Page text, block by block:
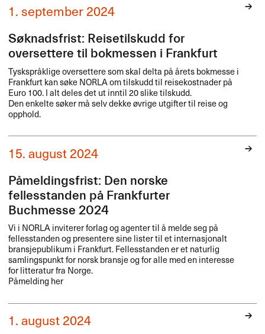
1. september 2024
Søknadsfrist: Reisetilskudd for
oversettere til bokmessen i Frankfurt
Tyskspråklige oversettere som skal delta på årets bokmesse i
Frankfurt kan søkeNORLAom tilskudd til reisekostnader på
Euro 100. I alt deles det ut inntil 20 slike tilskudd.
Den enkelte søker må selv dekke øvrige utgifter til reise og
opphold.
15. august 2024
Påmeldingsfrist: Den norske
fellesstanden på Frankfurter
Buchmesse 2024
Vi i NORLAinviterer forlag og agenter til å melde seg på
fellesstanden og presentere sine lister til et internasjonalt
bransjepublikum i Frankfurt. Fellesstanden er et naturlig
samlingspunkt for norsk bransje og for alle med en interesse
for litteratur fra Norge.
Påmelding her
1. august 2024